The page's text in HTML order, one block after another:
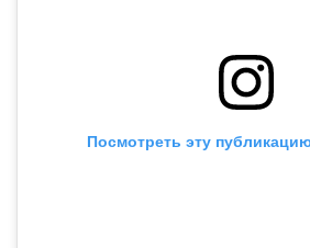
Посмотреть эту